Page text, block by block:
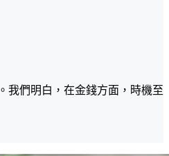
。我們明白，在金錢方面，時機至